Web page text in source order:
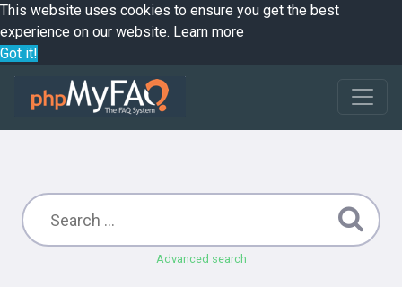
This website uses cookies to ensure you get the best
experience on our website. Learn more
Got it!
Advanced search